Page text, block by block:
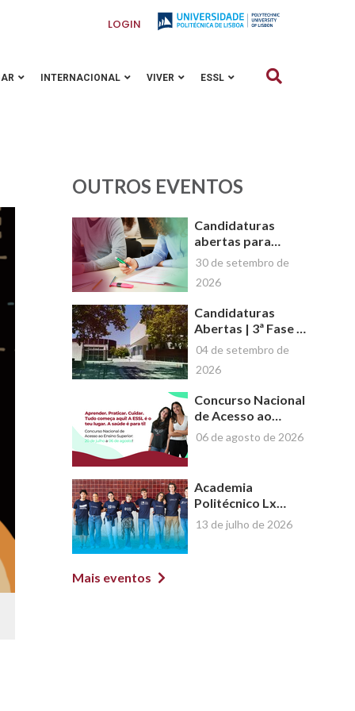
LOGIN
INTERNACIONAL VIVER ESSL
OUTROS EVENTOS
Candidaturas
abertas para
Novos Cursos de
Escola Superior de
(ESSL)
30 de setembro de
2026
Candidaturas
Abertas | 3ª Fase -
Mestrados e Pós-
ESSL | Ano Letivo
04 de setembro de
2026
Concurso Nacional
de Acesso ao
Ensino Superior -
2026 | #Escolhe a
06 de agosto de 2026
Academia
Politécnico Lx
2026
13 de julho de 2026
Mais eventos